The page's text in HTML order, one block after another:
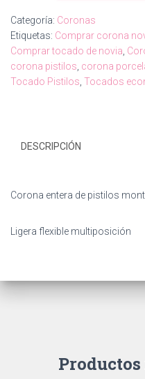
Categoría: Coronas
Etiquetas: Comprar corona
Comprar tocado de novia
corona pistilos corona
Tocado Pistilos Tocados
DESCRIPCIÓN
Corona entera de pistilos
Ligera flexible multiposición